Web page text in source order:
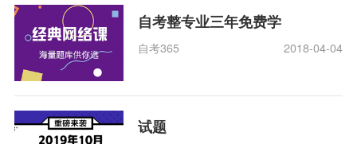
自考整专业三年免费学
自考365 2018-04-04
试题